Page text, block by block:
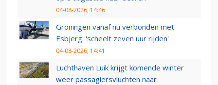
04-08-2026, 14:46
Groningen vanaf nu verbonden met
Esbjerg: 'scheelt zeven uur rijden'
04-08-2026, 14:41
Luchthaven Luik krijgt komende winter
weer passagiersvluchten naar